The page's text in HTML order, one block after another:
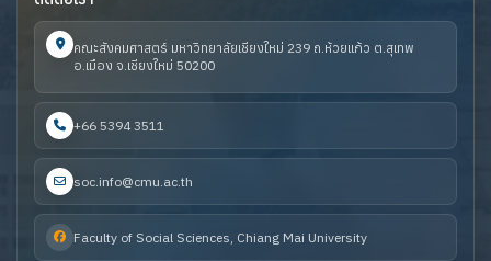
คณะสังคมศาสตร์ มหาวิทยาลัยเชียงใหม่ 239 ถ.ห้วยแก้ว ต.สุเทพ
อ.เมือง จ.เชียงใหม่ 50200
+66 5394 3511
soc.info@cmu.ac.th
Faculty of Social Sciences, Chiang Mai University